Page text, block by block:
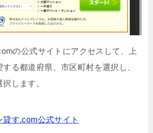
の公式サイトにアクセスして、上
る都道府県、市区町村を選択し、
します。
貸す.com公式サイト